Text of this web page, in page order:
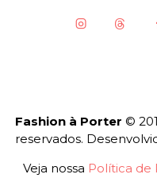
Fashion à Porter ©
reservados.
Veja nossa Política de